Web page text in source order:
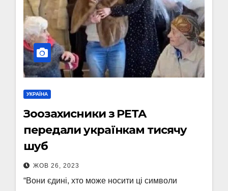
УКРАЇНА
Зоозахисники з РЕТА
передали українкам тисячу
шуб
ЖОВ 26, 2023
“Вони єдині, хто може носити ці символи